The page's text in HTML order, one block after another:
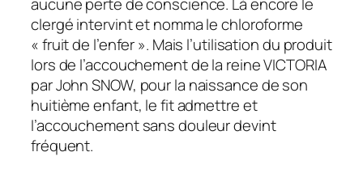
clergé intervint et nomma le chloroforme
« fruit de l’enfer ». Mais l’utilisation du produit
lors de l’accouchement de la reine VICTORIA
par John SNOW, pour la naissance de son
huitième enfant, le fit admettre et
l’accouchement sans douleur devint
fréquent.